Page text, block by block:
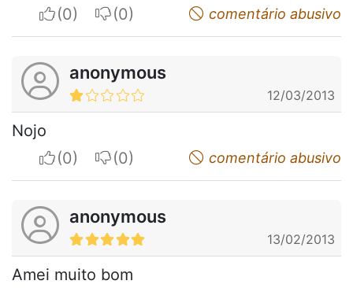
I apreciateI do not appreciatecomentário abusivo
anonymous
12/03/2013
Nojo
I apreciateI do not appreciatecomentário abusivo
anonymous
13/02/2013
Amei muito bom